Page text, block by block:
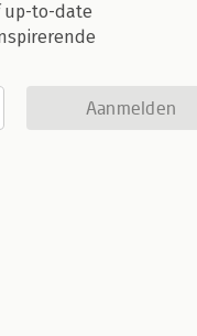
up-to-date
Aanmelden